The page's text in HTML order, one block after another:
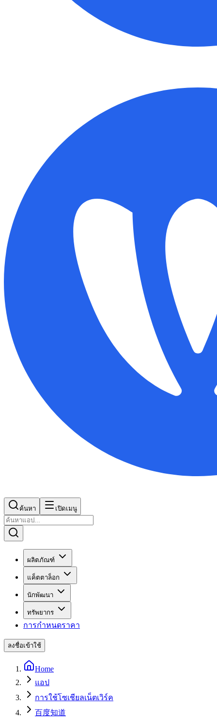
ค้นหา เปิดเมนู
ผลิตภัณฑ์
แค็ตตาล็อก
นักพัฒนา
ทรัพยากร
การกำหนดราคา
ลงชื่อเข้าใช้
Home
แอป
การใช้โซเชียลเน็ตเวิร์ค
百度知道